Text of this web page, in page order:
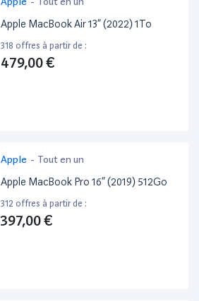
Apple MacBook Air 13” (2022) 1To
318 offres à partir de :
479,00 €
Apple - Tout en un
Apple MacBook Pro 16” (2019) 512Go
312 offres à partir de :
397,00 €